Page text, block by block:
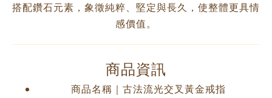
搭配鑽石元素，象徵純粹、堅定與長久，使整體更具情
感價值。
商品資訊
商品名稱｜古法流光交叉黃金戒指